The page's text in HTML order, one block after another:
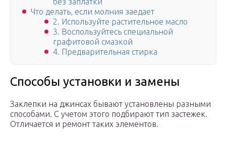
Что делать, если молния заедает
2. Используйте растительное масло
3. Воспользуйтесь специальной
графитовой смазкой
4. Предварительная стирка
Способы установки и замены
Заклепки на джинсах бывают установлены разными
способами. С учетом этого подбирают тип застежек.
Отличается и ремонт таких элементов.